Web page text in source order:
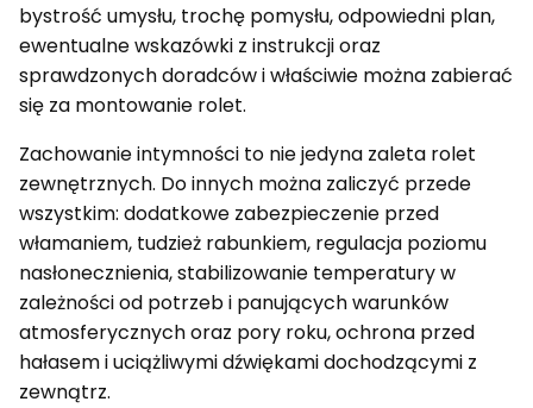
bystrość umysłu, trochę pomysłu, odpowiedni plan,
ewentualne wskazówki z instrukcji oraz
sprawdzonych doradców i właściwie można zabierać
się za montowanie rolet.
Zachowanie intymności to nie jedyna zaleta rolet
zewnętrznych. Do innych można zaliczyć przede
wszystkim: dodatkowe zabezpieczenie przed
włamaniem, tudzież rabunkiem, regulacja poziomu
nasłonecznienia, stabilizowanie temperatury w
zależności od potrzeb i panujących warunków
atmosferycznych oraz pory roku, ochrona przed
hałasem i uciążliwymi dźwiękami dochodzącymi z
zewnątrz.